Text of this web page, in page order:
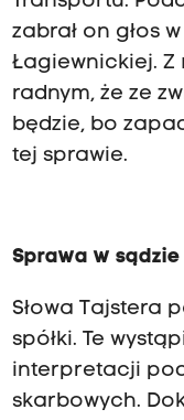
zabrał on głos
Łagiewnickiej. Z
radnym, że ze
będzie, bo
tej sprawie.
Sprawa w sądzie
Słowa Tajstera
spółki. Te
interpretacji
skarbowych.